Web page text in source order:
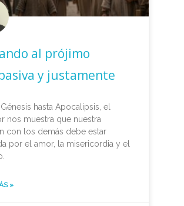
al prójimo
y justamente
hasta Apocalipsis, el
nos muestra que nuestra
con los demás debe estar
por el amor, la misericordia y el
»